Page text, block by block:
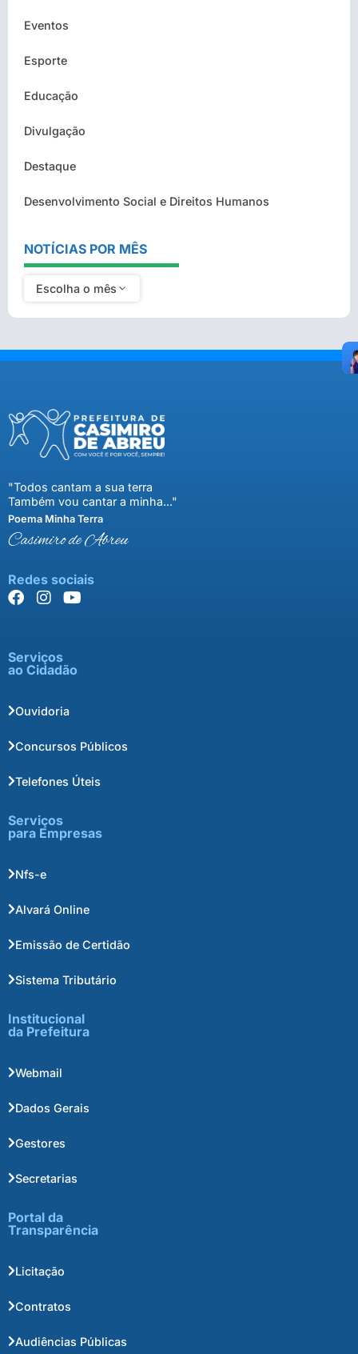
Eventos
Esporte
Educação
Divulgação
Destaque
Desenvolvimento Social e Direitos Humanos
NOTÍCIAS POR MÊS
Escolha o mês
"Todos cantam a sua terra
Também vou cantar a minha..."
Poema Minha Terra
Casimiro de Abreu
Redes sociais
Serviços
ao Cidadão
Ouvidoria
Concursos Públicos
Telefones Úteis
Serviços
para Empresas
Nfs-e
Alvará Online
Emissão de Certidão
Sistema Tributário
Institucional
da Prefeitura
Webmail
Dados Gerais
Gestores
Secretarias
Portal da
Transparência
Licitação
Contratos
Audiências Públicas